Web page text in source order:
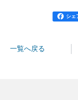
シェ
一覧へ戻る